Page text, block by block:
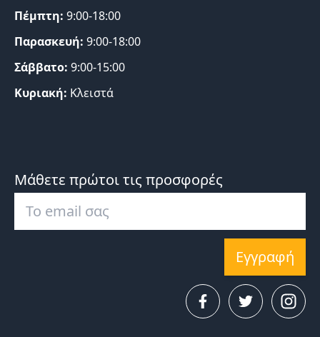
Πέμπτη: 9:00-18:00
Παρασκευή: 9:00-18:00
Σάββατο: 9:00-15:00
Κυριακή: Κλειστά
Μάθετε πρώτοι τις προσφορές
Εγγραφή